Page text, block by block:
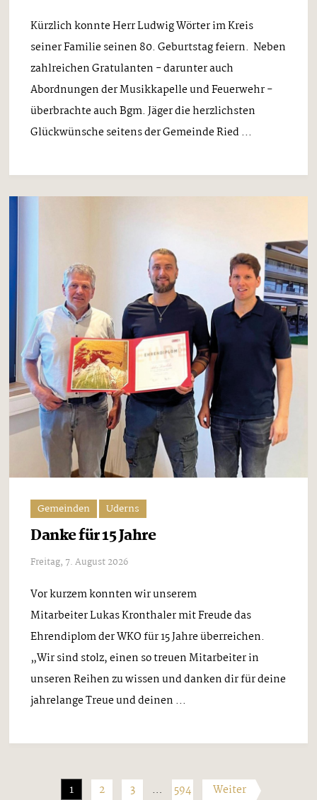
Kürzlich konnte Herr Ludwig Wörter im Kreis
seiner Familie seinen 80. Geburtstag feiern. Neben
zahlreichen Gratulanten - darunter auch
Abordnungen der Musikkapelle und Feuerwehr -
überbrachte auch Bgm. Jäger die herzlichsten
Glückwünsche seitens der Gemeinde Ried ...
Gemeinden Uderns
Danke für 15 Jahre
Freitag, 7. August 2026
Vor kurzem konnten wir unserem
Mitarbeiter Lukas Kronthaler mit Freude das
Ehrendiplom der WKO für 15 Jahre überreichen.
„Wir sind stolz, einen so treuen Mitarbeiter in
unseren Reihen zu wissen und danken dir für deine
jahrelange Treue und deinen ...
1 2 3 … 594 Weiter